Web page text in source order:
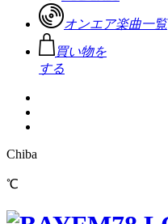
オンエア楽曲一覧
買い物を
する
Chiba
℃